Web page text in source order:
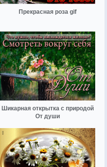
Прекрасная роза gif
Шикарная открытка с природой
От души